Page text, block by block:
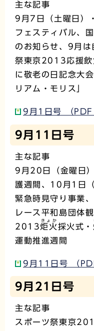
主な記事
9月7日（土曜日）
フェスティバル、
のお知らせ、9月は
祭東京2013応援飲
に敬老の日記念大
リアム・モリス」
9月1日号 （
9月11日号
主な記事
9月20日（金曜日
護週間、10月1日
緊急時見守り事業
レース平和島団体
2013炬火
きょか
採火式・
運動推進週間
9月11日号 （
9月21日号
主な記事
スポーツ祭東京